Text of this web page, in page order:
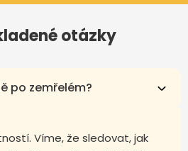
otázky
po zemřelém?
Víme, že sledovat, jak